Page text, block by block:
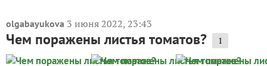
olgabayukova 3 июня 2022, 23:43
Чем поражены листья томатов? 1